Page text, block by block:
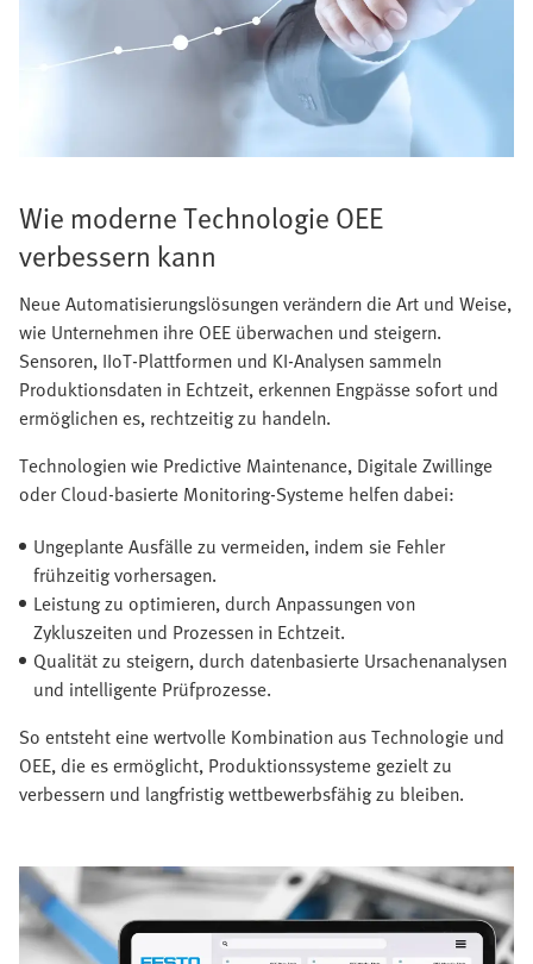
Wie moderne Technologie OEE
verbessern kann
Neue Automatisierungslösungen verändern die Art und Weise,
wie Unternehmen ihre OEE überwachen und steigern.
Sensoren, IIoT-Plattformen und KI-Analysen sammeln
Produktionsdaten in Echtzeit, erkennen Engpässe sofort und
ermöglichen es, rechtzeitig zu handeln.
Technologien wie Predictive Maintenance, Digitale Zwillinge
oder Cloud-basierte Monitoring-Systeme helfen dabei:
Ungeplante Ausfälle zu vermeiden, indem sie Fehler
frühzeitig vorhersagen.
Leistung zu optimieren, durch Anpassungen von
Zykluszeiten und Prozessen in Echtzeit.
Qualität zu steigern, durch datenbasierte Ursachenanalysen
und intelligente Prüfprozesse.
So entsteht eine wertvolle Kombination aus Technologie und
OEE, die es ermöglicht, Produktionssysteme gezielt zu
verbessern und langfristig wettbewerbsfähig zu bleiben.